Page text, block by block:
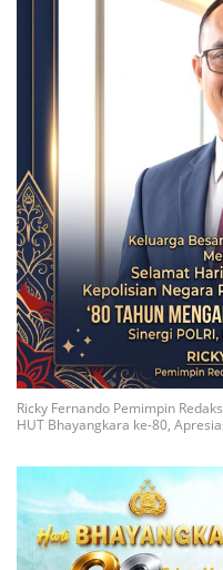
Ricky Fernando Pemimpin
HUT Bhayangkara ke-80,